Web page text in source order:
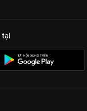
tại